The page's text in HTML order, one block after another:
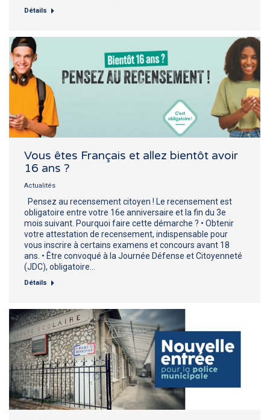
Détails
Vous êtes Français et allez bientôt avoir
16 ans ?
Actualités
Pensez au recensement citoyen ! Le recensement est
obligatoire entre votre 16e anniversaire et la fin du 3e
mois suivant. Pourquoi faire cette démarche ? • Obtenir
votre attestation de recensement, indispensable pour
vous inscrire à certains examens et concours avant 18
ans. • Être convoqué à la Journée Défense et Citoyenneté
(JDC), obligatoire…
Détails